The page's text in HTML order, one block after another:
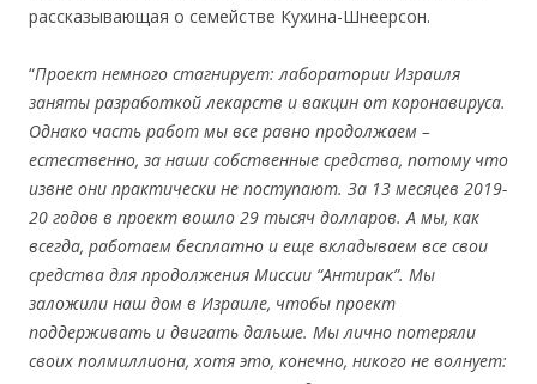
рассказывающая о семействе Кухина-Шнеерсон.
“Проект немного стагнирует: лаборатории Израиля
заняты разработкой лекарств и вакцин от коронавируса.
Однако часть работ мы все равно продолжаем –
естественно, за наши собственные средства, потому что
извне они практически не поступают. За 13 месяцев 2019-
20 годов в проект вошло 29 тысяч долларов. А мы, как
всегда, работаем бесплатно и еще вкладываем все свои
средства для продолжения Миссии “Антирак”. Мы
заложили наш дом в Израиле, чтобы проект
поддерживать и двигать дальше. Мы лично потеряли
своих полмиллиона, хотя это, конечно, никого не волнует: